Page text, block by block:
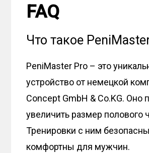
FAQ
Что такое
PeniMaster Pro – это
устройство от немецкой
Concept GmbH & Co.KG. Оно
увеличить размер полового
Тренировки с ним
комфортны для мужчин.